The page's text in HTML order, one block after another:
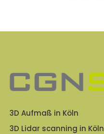
3D Aufmaß in Köln
3D Lidar scanning in Köln